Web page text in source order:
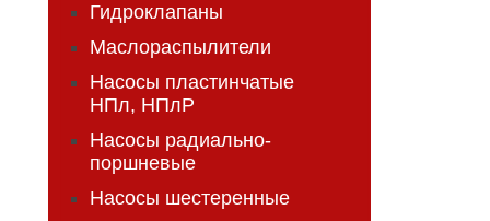
Гидроклапаны
Маслораспылители
Насосы пластинчатые
НПл, НПлР
Насосы радиально-
поршневые
Насосы шестеренные